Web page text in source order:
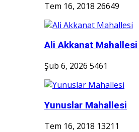
Tem 16, 2018 26649
Ali Akkanat Mahallesi
Şub 6, 2026 5461
Yunuslar Mahallesi
Tem 16, 2018 13211